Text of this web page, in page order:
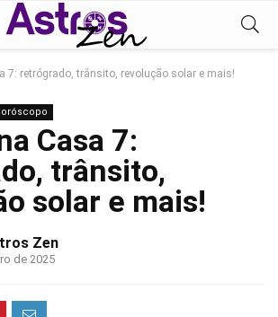
7: retrógrado, trânsito, revolução solar e mais!
Casa 7:
trânsito,
solar e mais!
Zen
de 2025